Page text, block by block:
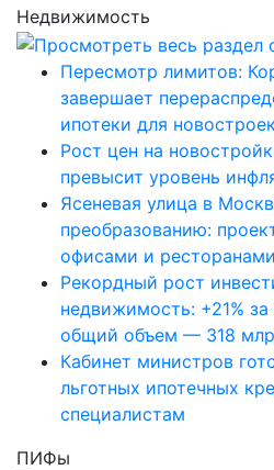
Недвижимость
Пересмотр лимитов:
завершает
ипотеки для новостроек
Рост цен на
превысит уровень
Ясеневая улица в
преобразованию:
офисами и ресторанами
Рекордный рост
недвижимость: +21%
общий объем — 318
Кабинет министров
льготных ипотечных
специалистам
ПИФы